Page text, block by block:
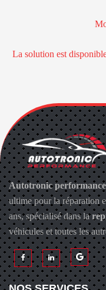
La solution est
Autotronic performance
ultime pour la réparation
ans, spécialisé dans la
véhicules et toutes les